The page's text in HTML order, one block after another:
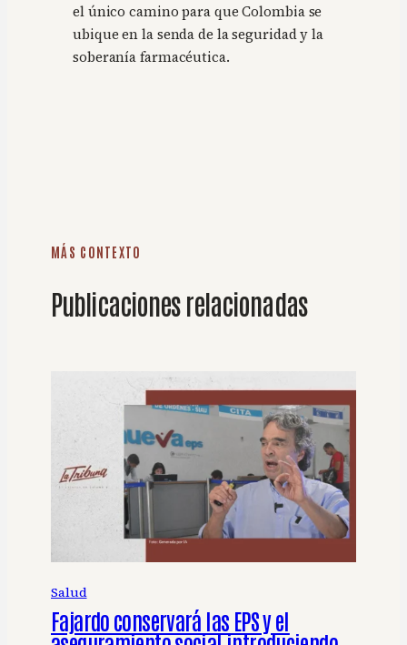
el único camino para que Colombia se
ubique en la senda de la seguridad y la
soberanía farmacéutica.
MÁS CONTEXTO
Publicaciones relacionadas
Salud
Fajardo conservará las EPS y el